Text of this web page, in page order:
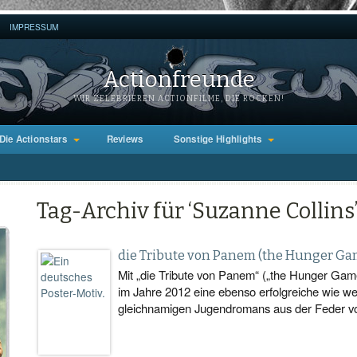
IMPRESSUM
Actionfreunde
WIR ZELEBRIEREN ACTIONFILME, DIE ROCKEN!
Actionstars Reviews Sonstige Highlights
Tag-Archiv für ‘Suzanne Collins’
die Tribute von Panem (the Hunger
Mit „die Tribute von Panem“ („the Hunger
im Jahre 2012 eine ebenso erfolgreiche wie
gleichnamigen Jugendromans aus der Feder